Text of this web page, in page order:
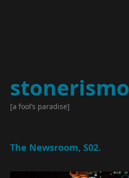
stonerismo
[a fool’s paradise]
The Newsroom, S02.